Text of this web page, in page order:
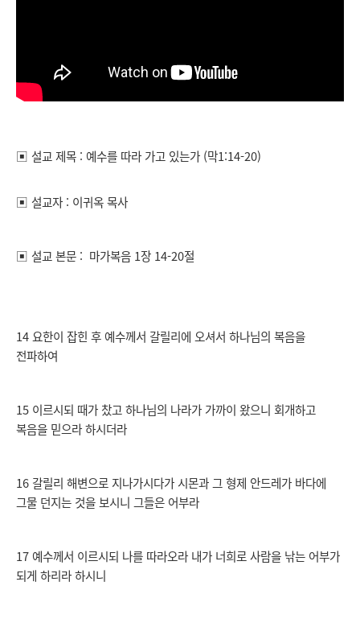
▣ 설교 제목 : 예수를 따라 가고 있는가 (막1:14-20)
▣ 설교자 : 이귀옥 목사
▣ 설교 본문 : 마가복음 1장 14-20절
14 요한이 잡힌 후 예수께서 갈릴리에 오셔서 하나님의 복음을
전파하여
15 이르시되 때가 찼고 하나님의 나라가 가까이 왔으니 회개하고
복음을 믿으라 하시더라
16 갈릴리 해변으로 지나가시다가 시몬과 그 형제 안드레가 바다에
그물 던지는 것을 보시니 그들은 어부라
17 예수께서 이르시되 나를 따라오라 내가 너희로 사람을 낚는 어부가
되게 하리라 하시니